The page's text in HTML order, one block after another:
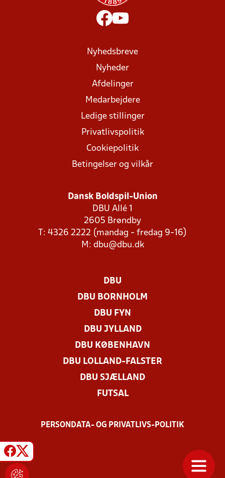
Nyhedsbreve
Nyheder
Afdelinger
Medarbejdere
Ledige stillinger
Privatlivspolitik
Cookiepolitik
Betingelser og vilkår
Dansk Boldspil-Union
DBU Allé 1
2605 Brøndby
T: 4326 2222 (mandag - fredag 9-16)
M: dbu@dbu.dk
DBU
DBU BORNHOLM
DBU FYN
DBU JYLLAND
DBU KØBENHAVN
DBU LOLLAND-FALSTER
DBU SJÆLLAND
FUTSAL
PERSONDATA- OG PRIVATLIVS-POLITIK